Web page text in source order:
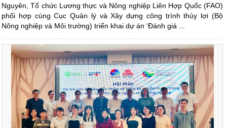
Nguyên, Tổ chức Lương thực và Nông nghiệp Liên Hợp Quốc (FAO)
phối hợp cùng Cục Quản lý và Xây dựng công trình thủy lợi (Bộ
Nông nghiệp và Môi trường) triển khai dự án ‘Đánh giá ...